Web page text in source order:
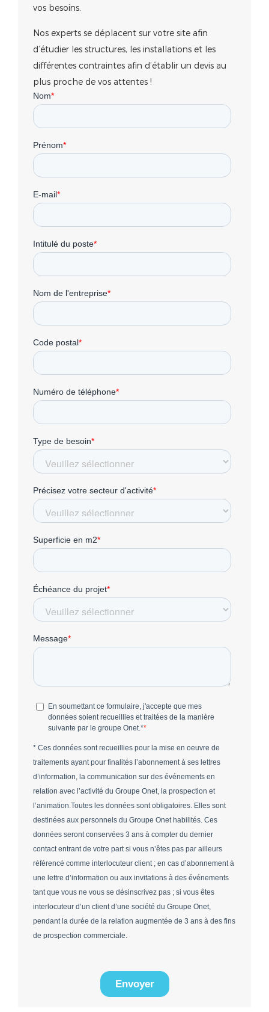
vos besoins.
Nos experts se déplacent sur votre site afin
d’étudier les structures, les installations et les
différentes contraintes afin d’établir un devis au
plus proche de vos attentes !